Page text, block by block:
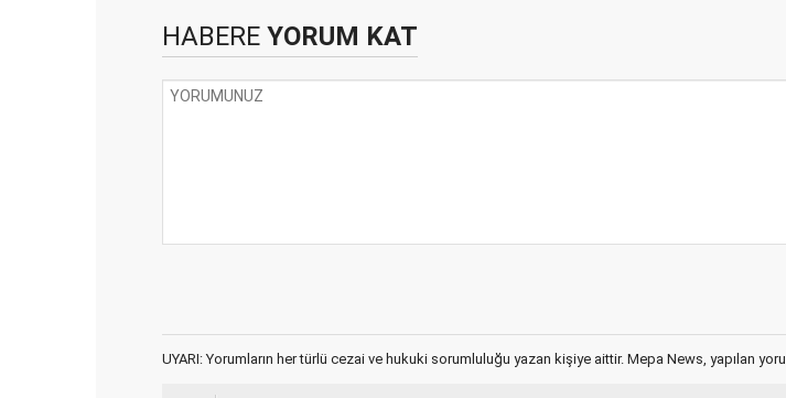
HABERE YORUM KAT
UYARI: Yorumların her türlü cezai ve hukuki sorumluluğu yazan kişiye aittir. Mepa News, yapılan